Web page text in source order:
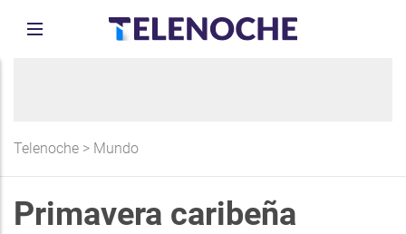
Telenoche > Mundo
Primavera caribeña